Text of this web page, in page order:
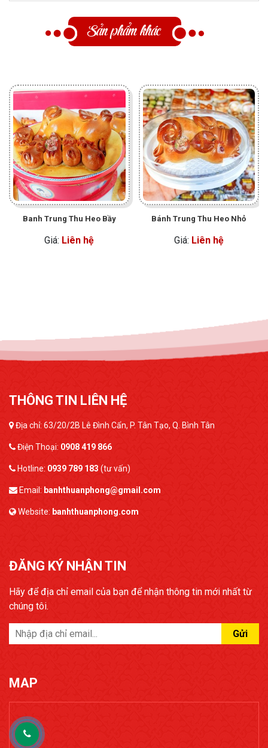
Sản phẩm khác
Banh Trung Thu Heo Bầy
Giá: Liên hệ
Bánh Trung Thu Heo Nhỏ
Giá: Liên hệ
THÔNG TIN LIÊN HỆ
Địa chỉ: 63/20/2B Lê Đình Cẩn, P. Tân Tạo, Q. Bình Tân
Điện Thoại: 0908 419 866
Hotline: 0939 789 183 (tư vấn)
Email: banhthuanphong@gmail.com
Website: banhthuanphong.com
ĐĂNG KÝ NHẬN TIN
Hãy để địa chỉ email của bạn để nhận thông tin mới nhất từ
chúng tôi.
Gửi
MAP